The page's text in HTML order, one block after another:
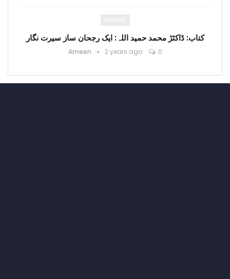
کتاب: ڈاکٹڑ محمد حمید اللہ: ایک رجحان ساز سیرت نگار
Ameen 2 years ago 0